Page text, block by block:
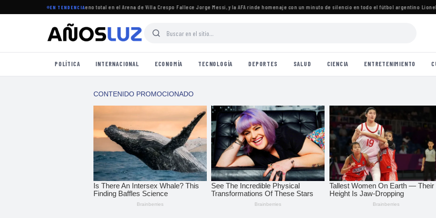
EN TENDENCIA
a Argentina y logró un lleno total en el Arena de Villa Crespo·Fallece Jorge Messi, y la AFA rinde homenaje con un minuto de silencio en todo el fútbol argentino·Lionel
POLÍTICA INTERNACIONAL ECONOMÍA TECNOLOGÍA DEPORTES SALUD CIENCIA ENTRETENIMIENTO